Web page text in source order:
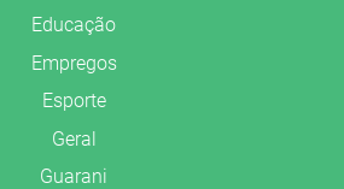
Educação
Empregos
Esporte
Geral
Guarani